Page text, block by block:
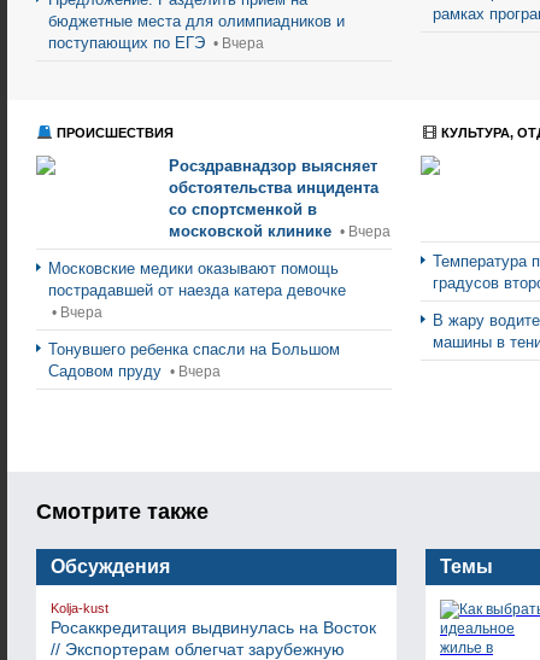
бюджетные места для олимпиадников и
поступающих по ЕГЭ • Вчера
рамках
ПРОИСШЕСТВИЯ
Росздравнадзор выясняет
обстоятельства инцидента
со спортсменкой в
московской клинике • Вчера
Московские медики оказывают помощь
пострадавшей от наезда катера девочке
• Вчера
Тонувшего ребенка спасли на Большом
Садовом пруду • Вчера
КУЛЬТУРА,
Температура
градусов
В жару
машины в
Смотрите также
Обсуждения
Kolja-kust
Росаккредитация выдвинулась на Восток
// Экспортерам облегчат зарубежную
Темы